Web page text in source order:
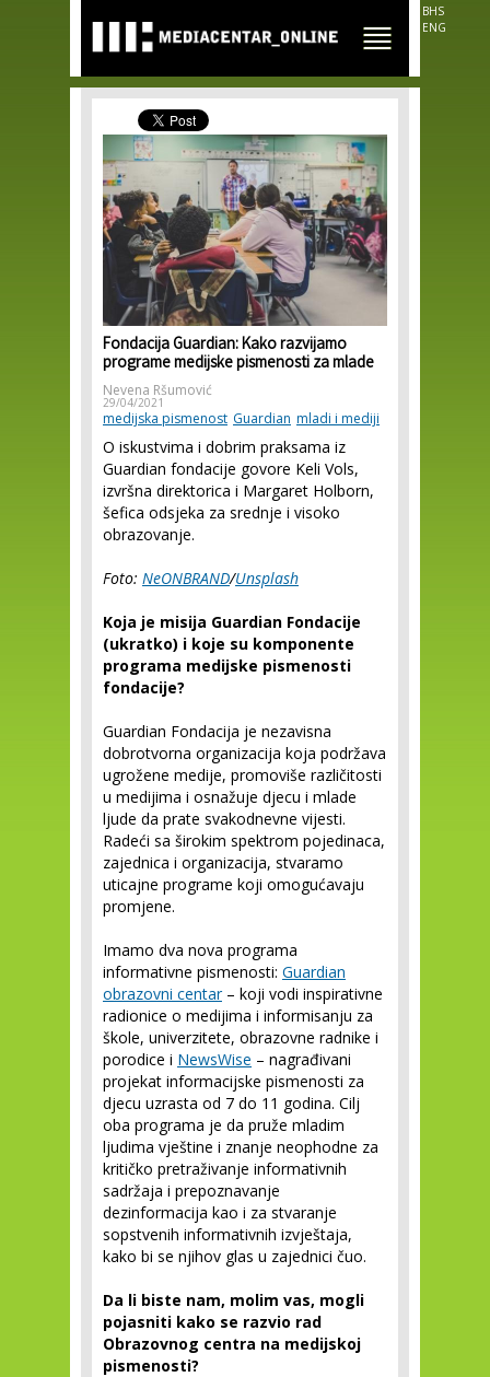
main
content
BHS
ENG
Fondacija Guardian: Kako razvijamo
programe medijske pismenosti za mlade
Nevena Ršumović
29/04/2021
medijska pismenost Guardian mladi i mediji
O iskustvima i dobrim praksama iz
Guardian fondacije govore Keli Vols,
izvršna direktorica i Margaret Holborn,
šefica odsjeka za srednje i visoko
obrazovanje.
Foto: NeONBRAND/Unsplash
Koja je misija Guardian Fondacije
(ukratko) i koje su komponente
programa medijske pismenosti
fondacije?
Guardian Fondacija je nezavisna
dobrotvorna organizacija koja podržava
ugrožene medije, promoviše različitosti
u medijima i osnažuje djecu i mlade
ljude da prate svakodnevne vijesti.
Radeći sa širokim spektrom pojedinaca,
zajednica i organizacija, stvaramo
uticajne programe koji omogućavaju
promjene.
Imamo dva nova programa
informativne pismenosti: Guardian
obrazovni centar– koji vodi inspirativne
radionice o medijima i informisanju za
škole, univerzitete, obrazovne radnike i
porodice i NewsWise – nagrađivani
projekat informacijske pismenosti za
djecu uzrasta od 7 do 11 godina. Cilj
oba programa je da pruže mladim
ljudima vještine i znanje neophodne za
kritičko pretraživanje informativnih
sadržaja i prepoznavanje
dezinformacija kao i za stvaranje
sopstvenih informativnih izvještaja,
kako bi se njihov glas u zajednici čuo.
Da li biste nam, molim vas, mogli
pojasniti kako se razvio rad
Obrazovnog centra na medijskoj
pismenosti?